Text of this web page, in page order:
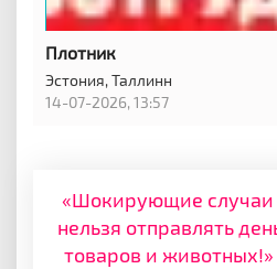
Плотник
Эстония,Таллинн
14-07-2026, 13:57
«Шокирующие случаи
нельзя отправлять
товаров и